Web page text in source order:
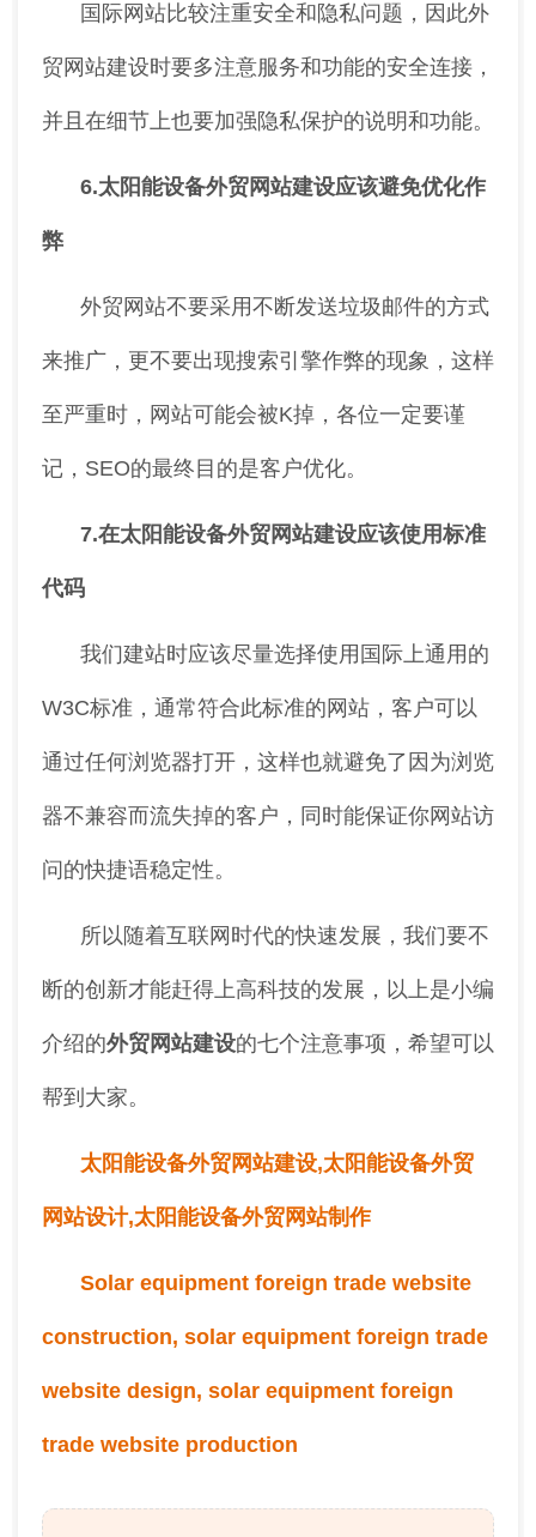
国际网站比较注重安全和隐私问题，因此外
贸网站建设时要多注意服务和功能的安全连接，
并且在细节上也要加强隐私保护的说明和功能。
6.太阳能设备外贸网站建设应该避免优化作
弊
外贸网站不要采用不断发送垃圾邮件的方式
来推广，更不要出现搜索引擎作弊的现象，这样
至严重时，网站可能会被K掉，各位一定要谨
记，SEO的最终目的是客户优化。
7.在太阳能设备外贸网站建设应该使用标准
代码
我们建站时应该尽量选择使用国际上通用的
W3C标准，通常符合此标准的网站，客户可以
通过任何浏览器打开，这样也就避免了因为浏览
器不兼容而流失掉的客户，同时能保证你网站访
问的快捷语稳定性。
所以随着互联网时代的快速发展，我们要不
断的创新才能赶得上高科技的发展，以上是小编
介绍的外贸网站建设的七个注意事项，希望可以
帮到大家。
太阳能设备外贸网站建设,太阳能设备外贸
网站设计,太阳能设备外贸网站制作
Solar equipment foreign trade website
construction, solar equipment foreign trade
website design, solar equipment foreign
trade website production